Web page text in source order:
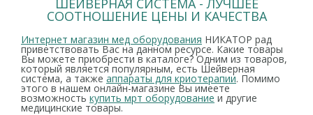
ШЕЙВЕРНАЯ СИСТЕМА - ЛУЧШЕЕ
СООТНОШЕНИЕ ЦЕНЫ И КАЧЕСТВА
Интернет магазин мед оборудования НИКАТОР рад
приветствовать Вас на данном ресурсе. Какие товары
Вы можете приобрести в каталоге? Одним из товаров,
который является популярным, есть Шейверная
система, а также аппараты для криотерапии. Помимо
этого в нашем онлайн-магазине Вы имеете
возможность купить мрт оборудование и другие
медицинские товары.